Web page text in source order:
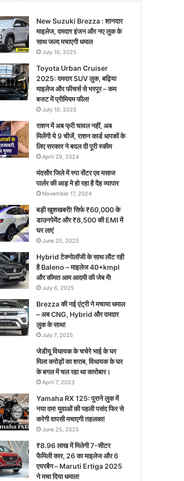
New Suzuki Brezza : शानदार
माइलेज, दमदार इंजन और नए लुक के
साथ जल्द मचाएगी धमाल
July 10, 2025
Toyota Urban Cruiser
2025: दमदार SUV लुक, बढ़िया
माइलेज और फीचर्स से भरपूर – कम
बजट में प्रीमियम फील!
July 10, 2025
राशन में अब फ्री चावल नहीं, अब
मिलेंगी ये 9 चीजें, राशन कार्ड धारकों के
लिए सरकार ने बदल दी पूरी स्कीम
April 29, 2024
मंदसौर जिले में स्पा सेंटर एव मसाज
पार्लर की आड़ मे हो रहा है दैह व्यापार
November 17, 2024
बड़ी खुशखबरी! सिर्फ ₹60,000 के
डाउनपेमेंट और ₹8,500 की EMI में
घर लाएं
June 25, 2025
Hybrid टेक्नोलॉजी के साथ लौट रही
है Baleno – माइलेज 40+kmpl
और कीमत आम आदमी की जेब में!
July 6, 2025
Brezza की नई एंट्री ने मचाया धमाल
– अब CNG, Hybrid और दमदार
लुक के साथ!
July 7, 2025
जेडीयू विधायक के चचेरे भाई के घर
मिला करोड़ों का शराब, विधायक के घर
के बगल में चल रहा था कारोबार।
April 7, 2023
Yamaha RX 125: पुराने लुक में
नया दम! युवाओं की पहली पसंद फिर से
करेगी वापसी मचाएगी तहलका!
June 25, 2025
₹8.96 लाख में मिलेगी 7-सीटर
फैमिली कार, 26 का माइलेज और 6
एयरबैग – Maruti Ertiga 2025
ने मचा दिया धमाल!